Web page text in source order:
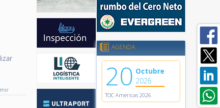
AGENDA
20 Octubre
2026
TOC Americas 2026